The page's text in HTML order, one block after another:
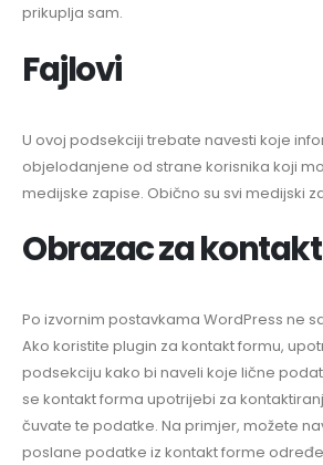
prikuplja sam.
Fajlovi
U ovoj podsekciji trebate navesti koje
objelodanjene od strane korisnika koji
medijske zapise. Obično su svi medijski
Obrazac za kontakt
Po izvornim postavkama WordPress ne
Ako koristite plugin za kontakt formu,
podsekciju kako bi naveli koje lične
se kontakt forma upotrijebi za
čuvate te podatke. Na primjer, možete
poslane podatke iz kontakt forme